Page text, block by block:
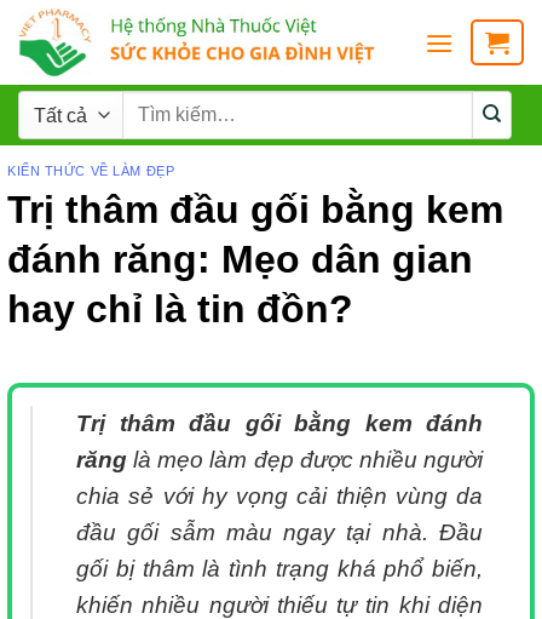
KIẾN THỨC VỀ LÀM ĐẸP
Trị thâm đầu gối bằng kem
đánh răng: Mẹo dân gian
hay chỉ là tin đồn?
Trị thâm đầu gối bằng kem đánh
răng là mẹo làm đẹp được nhiều người
chia sẻ với hy vọng cải thiện vùng da
đầu gối sẫm màu ngay tại nhà. Đầu
gối bị thâm là tình trạng khá phổ biến,
khiến nhiều người thiếu tự tin khi diện